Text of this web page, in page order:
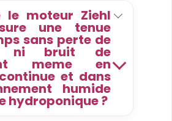
le moteur Ziehl
une tenue
sans perte de
ni bruit de
meme en
et dans
humide
hydroponique ?